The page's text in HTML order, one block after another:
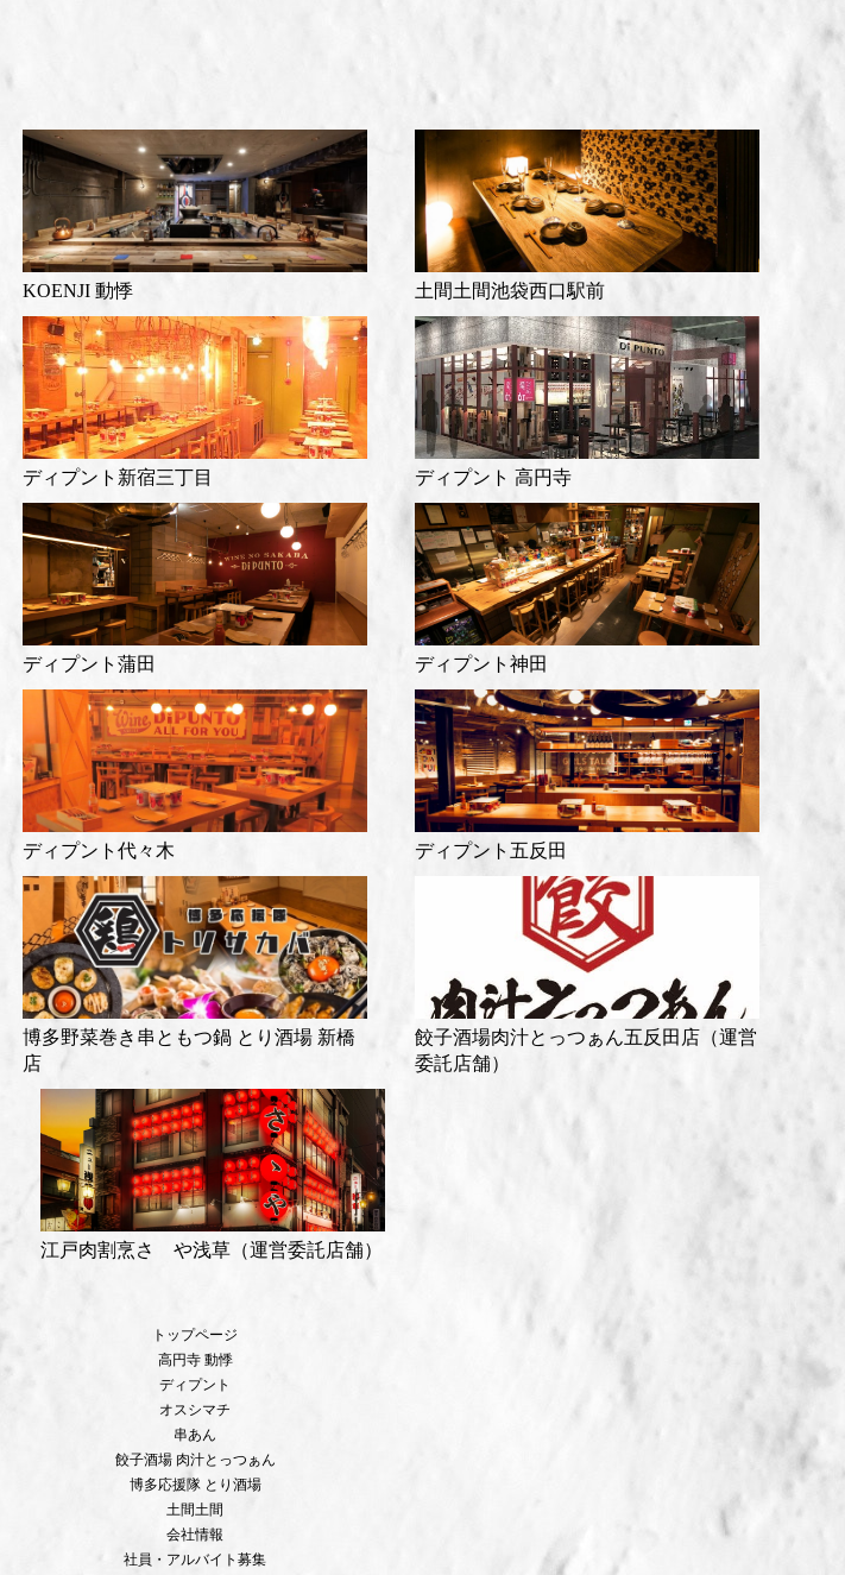
KOENJI 動悸 土間土間池袋西口駅前
ディプント新宿三丁目 ディプント 高円寺
ディプント蒲田 ディプント神田
ディプント代々木 ディプント五反田
博多野菜巻き串ともつ鍋 とり酒場 新橋
店
餃子酒場肉汁とっつぁん五反田店（運営
委託店舗）
江戸肉割烹さゝや浅草（運営委託店舗）
トップページ
高円寺 動悸
ディプント
オスシマチ
串あん
餃子酒場 肉汁とっつぁん
博多応援隊 とり酒場
土間土間
会社情報
社員・アルバイト募集